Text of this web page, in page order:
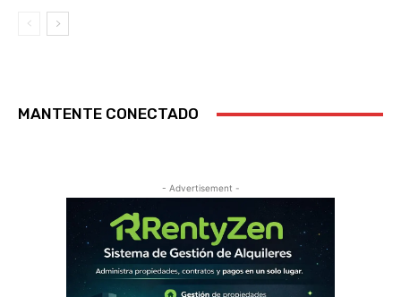
MANTENTE CONECTADO
- Advertisement -